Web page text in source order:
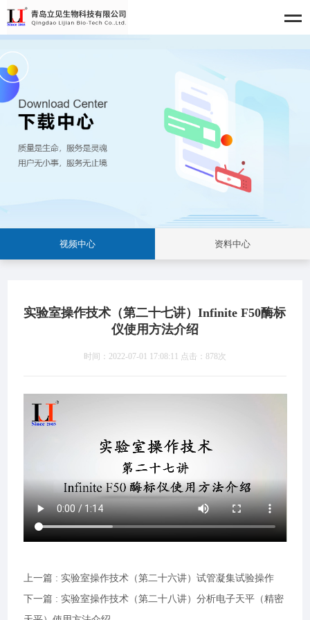
视频中心 资料中心
实验室操作技术（第二十七讲）Infinite F50酶标
仪使用方法介绍
时间：2022-07-01 17:08:11 点击： 878次
上一篇 : 实验室操作技术（第二十六讲）试管凝集试验操作
下一篇 : 实验室操作技术（第二十八讲）分析电子天平（精密